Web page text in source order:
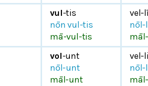
vul-tis
nōn vul-tis
mā-vul-tis
vel-
vol-unt
nōl-unt
māl-unt
vel-